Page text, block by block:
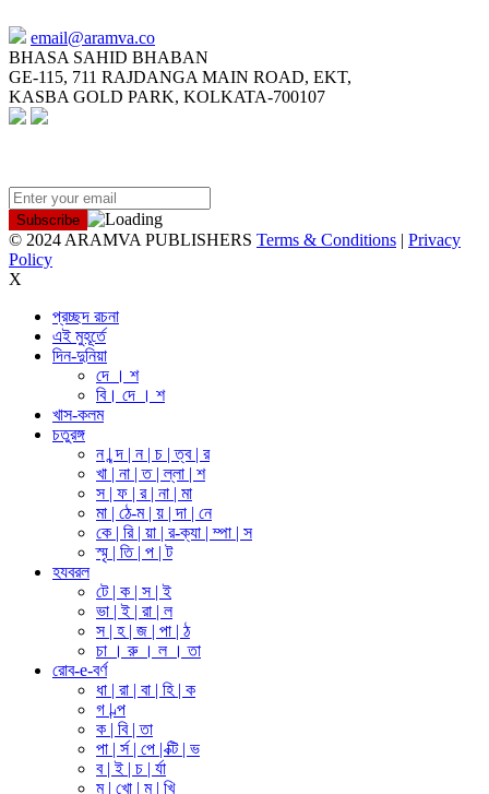
email@aramva.co
BHASA SAHID BHABAN
GE-115, 711 RAJDANGA MAIN ROAD, EKT,
KASBA GOLD PARK, KOLKATA-700107
© 2024 ARAMVA PUBLISHERS Terms & Conditions | Privacy
Policy
X
প্রচ্ছদ রচনা
এই মুহূর্তে
দিন-দুনিয়া
দে । শ
বি। দে । শ
খাস-কলম
চতুরঙ্গ
ন | ন্দ | ন | চ | ত্ব | র
খা | না | ত | ল্লা | শ
স | ফ | র | না | মা
মা | ঠে-ম | য় | দা | নে
কে | রি | য়া | র-ক্যা | ম্পা | স
স্মৃ | তি | প | ট
হযবরল
টে | ক | স | ই
ভা | ই | রা | ল
স | হ | জ | পা | ঠ
চা । রু । ল । তা
রোব-e-বর্ণ
ধা | রা | বা | হি | ক
গ | ল্প
ক | বি | তা
পা | র্স | পে | ক্টি | ভ
ব | ই | চ | র্যা
মু | খো | মু | খি